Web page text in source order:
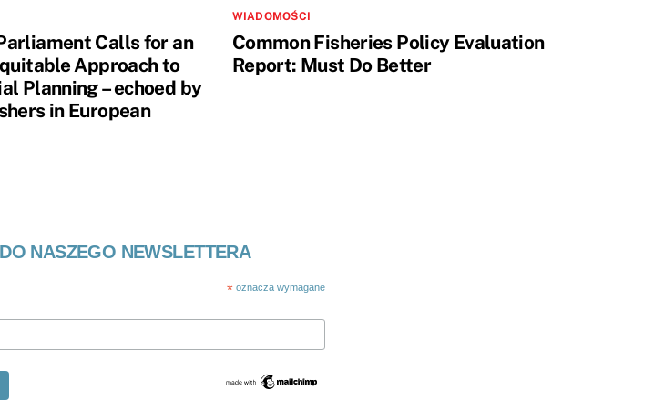
Calls for an
Approach to
Planning – echoed by
in European
WIADOMOŚCI
Common Fisheries Policy Evaluation
Report: Must Do Better
NASZEGO NEWSLETTERA
* oznacza wymagane